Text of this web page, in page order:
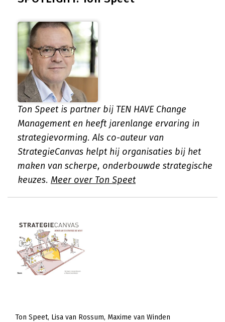
Ton Speet is partner bij TEN HAVE Change
Management en heeft jarenlange ervaring in
strategievorming. Als co-auteur van
StrategieCanvas helpt hij organisaties bij het
maken van scherpe, onderbouwde strategische
keuzes. Meer over Ton Speet
Ton Speet Lisa van Rossum Maxime van Winden